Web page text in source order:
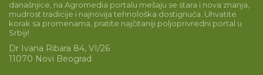
današnjice, na Agromedia portalu mešaju se stara i nova znanja,
mudrost tradicije i najnovija tehnološka dostignuća. Uhvatite
korak sa promenama, pratite najčitaniji poljoprivredni portal u
Srbiji!
Dr Ivana Ribara 84, VI/26
11070 Novi Beograd